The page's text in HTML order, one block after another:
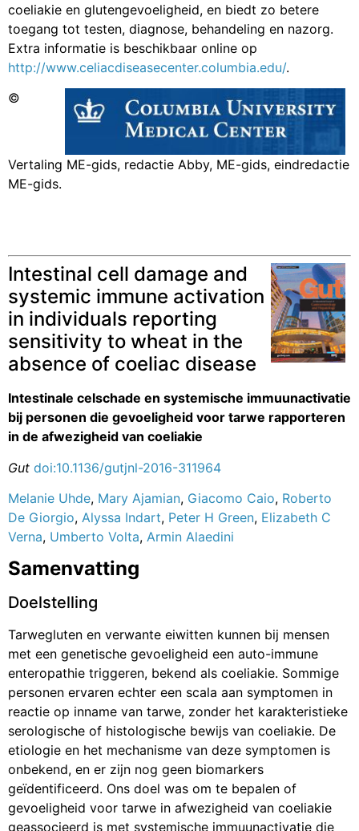
coeliakie en glutengevoeligheid, en biedt zo betere
toegang tot testen, diagnose, behandeling en nazorg.
Extra informatie is beschikbaar online op
http://www.celiacdiseasecenter.columbia.edu/.
©
Vertaling ME-gids, redactie Abby, ME-gids, eindredactie
ME-gids.
Intestinal cell damage and
systemic immune activation
in individuals reporting
sensitivity to wheat in the
absence of coeliac disease
Intestinale celschade en systemische immuunactivatie
bij personen die gevoeligheid voor tarwe rapporteren
in de afwezigheid van coeliakie
Gut doi:10.1136/gutjnl-2016-311964
Melanie Uhde, Mary Ajamian, Giacomo Caio, Roberto
De Giorgio, Alyssa Indart, Peter H Green, Elizabeth C
Verna, Umberto Volta, Armin Alaedini
Samenvatting
Doelstelling
Tarwegluten en verwante eiwitten kunnen bij mensen
met een genetische gevoeligheid een auto-immune
enteropathie triggeren, bekend als coeliakie. Sommige
personen ervaren echter een scala aan symptomen in
reactie op inname van tarwe, zonder het karakteristieke
serologische of histologische bewijs van coeliakie. De
etiologie en het mechanisme van deze symptomen is
onbekend, en er zijn nog geen biomarkers
geïdentificeerd. Ons doel was om te bepalen of
gevoeligheid voor tarwe in afwezigheid van coeliakie
geassocieerd is met systemische immuunactivatie die